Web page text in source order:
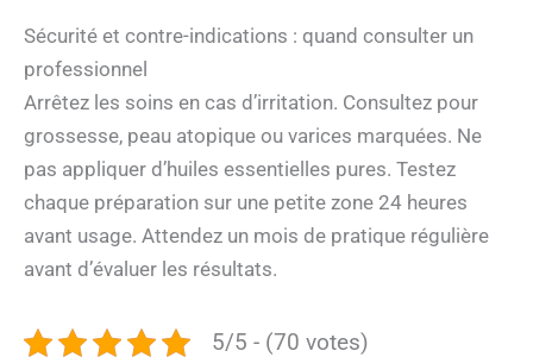
Sécurité et contre-indications : quand consulter un
professionnel
Arrêtez les soins en cas d’irritation. Consultez pour
grossesse, peau atopique ou varices marquées. Ne
pas appliquer d’huiles essentielles pures. Testez
chaque préparation sur une petite zone 24 heures
avant usage. Attendez un mois de pratique régulière
avant d’évaluer les résultats.
5/5 - (70 votes)